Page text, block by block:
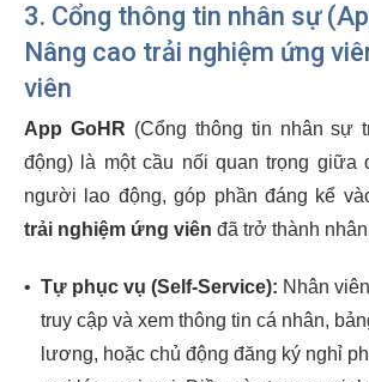
3. Cổng thông tin nhân sự (
Nâng cao trải nghiệm ứng
viên
App GoHR (Cổng thông tin nhân sự
động) là một cầu nối quan trọng giữa
người lao động, góp phần đáng kể
trải nghiệm ứng viên đã trở thành
• Tự phục vụ (Self-Service): Nhân
truy cập và xem thông tin cá nhân,
lương, hoặc chủ động đăng ký nghỉ